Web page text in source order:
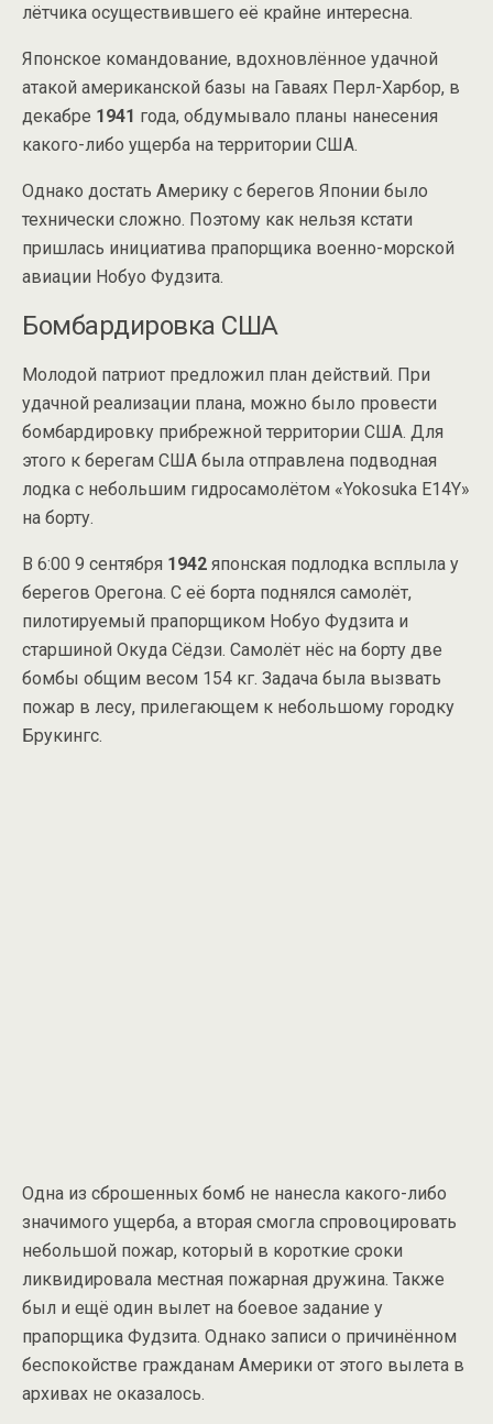
лётчика осуществившего её крайне интересна.
Японское командование, вдохновлённое удачной
атакой американской базы на Гаваях Перл-Харбор, в
декабре 1941 года, обдумывало планы нанесения
какого-либо ущерба на территории США.
Однако достать Америку с берегов Японии было
технически сложно. Поэтому как нельзя кстати
пришлась инициатива прапорщика военно-морской
авиации Нобуо Фудзита.
Бомбардировка США
Молодой патриот предложил план действий. При
удачной реализации плана, можно было провести
бомбардировку прибрежной территории США. Для
этого к берегам США была отправлена подводная
лодка с небольшим гидросамолётом «Yokosuka E14Y»
на борту.
В 6:00 9 сентября 1942 японская подлодка всплыла у
берегов Орегона. С её борта поднялся самолёт,
пилотируемый прапорщиком Нобуо Фудзита и
старшиной Окуда Сёдзи. Самолёт нёс на борту две
бомбы общим весом 154 кг. Задача была вызвать
пожар в лесу, прилегающем к небольшому городку
Брукингс.
Одна из сброшенных бомб не нанесла какого-либо
значимого ущерба, а вторая смогла спровоцировать
небольшой пожар, который в короткие сроки
ликвидировала местная пожарная дружина. Также
был и ещё один вылет на боевое задание у
прапорщика Фудзита. Однако записи о причинённом
беспокойстве гражданам Америки от этого вылета в
архивах не оказалось.